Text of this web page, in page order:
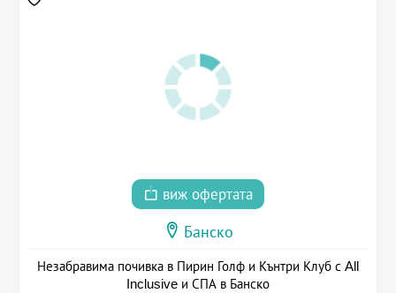
виж офертата
Банско
Незабравима почивка в Пирин Голф и Кънтри Клуб с All
Inclusive и СПА в Банско